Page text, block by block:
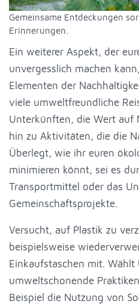
Gemeinsame Entdeckungen
Erinnerungen.
Ein weiterer Aspekt, der
unvergesslich machen
Elementen der
viele umweltfreundliche
Unterkünften, die Wert auf
hin zu Aktivitäten, die die
Überlegt, wie ihr euren
minimieren könnt, sei es
Transportmittel oder das
Gemeinschaftsprojekte.
Versucht, auf Plastik zu
beispielsweise
Einkaufstaschen mit.
umweltschonende
Beispiel die Nutzung von